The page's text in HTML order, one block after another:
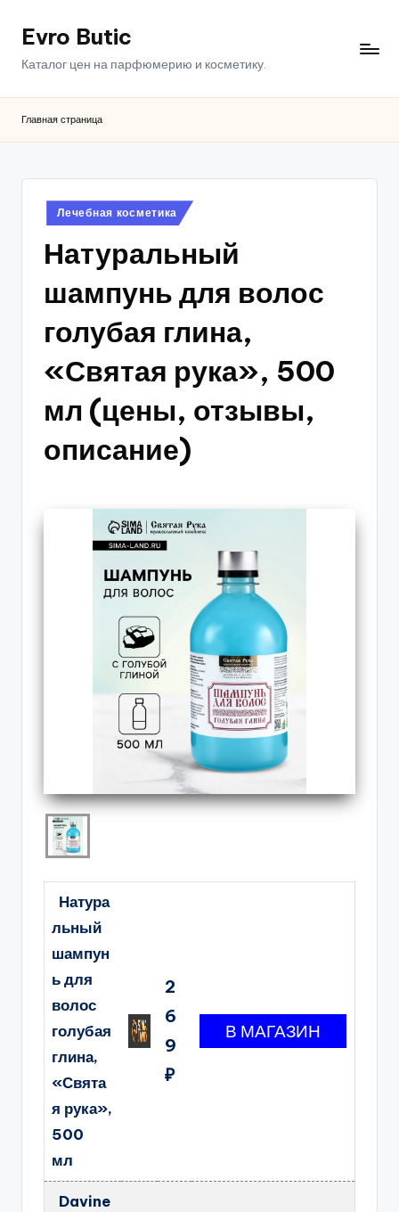
ПерейтиEvro Butic
Каталог цен на парфюмерию и косметику.
Главная страница
Опубликовано
в
Лечебная косметика
Натуральный
шампунь для волос
голубая глина,
«Святая рука», 500
мл (цены, отзывы,
описание)
Натура
льный
шампун
ь для
волос
голубая
глина,
«Свята
я рука»,
500
мл
2
6
9
₽
Davine